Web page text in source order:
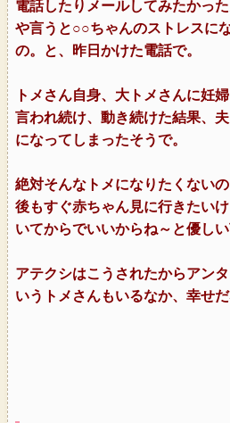
電話したりメールしてみたかっ
や言うと○○ちゃんのストレスに
の。と、昨日かけた電話で。
トメさん自身、大トメさんに妊
言われ続け、動き続けた結果、
になってしまったそうで。
絶対そんなトメになりたくない
後もすぐ赤ちゃん見に行きたい
いてからでいいからね～と優し
アテクシはこうされたからアン
いうトメさんもいるなか、幸せだ